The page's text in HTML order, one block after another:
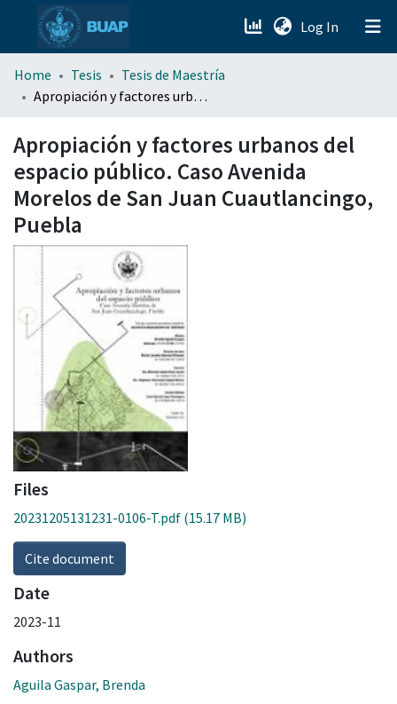
Log In (current)
menu.section.about_menu
Home Tesis
Tesis de Maestría
Apropiación y factores urbanos del espacio público. Caso Avenida Morelos de San Juan Cuautlancingo, Puebla
Apropiación y factores urbanos del
espacio público. Caso Avenida
Morelos de San Juan Cuautlancingo,
Puebla
Files
20231205131231-0106-T.pdf (15.17 MB)
Cite document
Date
2023-11
Authors
Aguila Gaspar, Brenda